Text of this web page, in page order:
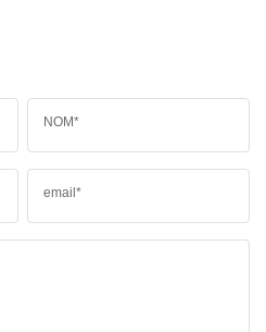
NOM*
email*